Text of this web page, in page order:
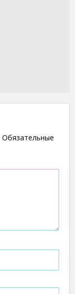
Обязательные